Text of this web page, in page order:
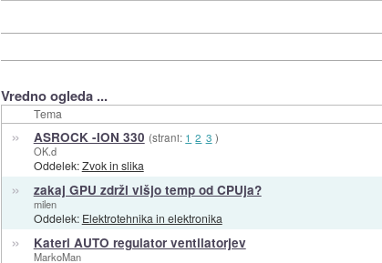
Vredno ogleda ...
Tema
» ASROCK -ION 330 (strani: 1 2 3 )
OK.d
Oddelek:Zvok in slika
» zakaj GPU zdrži višjo temp od CPUja?
milen
Oddelek: Elektrotehnika in elektronika
» Kateri AUTO regulator ventilatorjev
MarkoMan